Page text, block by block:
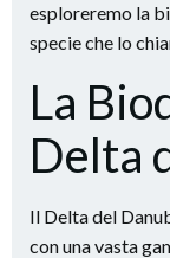
esploreremo la
specie che lo
La
Delta
Il Delta del
con una vasta